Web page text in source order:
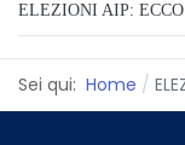
ELEZIONI AIP:
Sei qui: Home